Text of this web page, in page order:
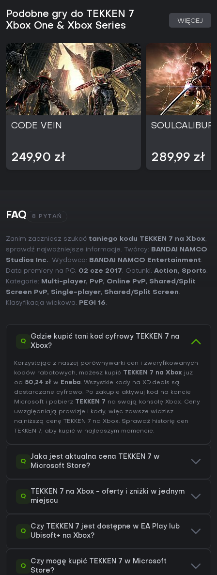
Podobne gry do TEKKEN 7
Xbox One & Xbox Series
WIĘCEJ
CODE VEIN
249,90 zł
SOULCALIBUR
289,99 zł
FAQ 8 PYTAŃ
Zanim zaczniesz szukać taniego kodu TEKKEN 7 na Xbox,
sprawdź najważniejsze informacje. Twórcy:
BANDAI NAMCO
Studios Inc.. Wydawca: BANDAI NAMCO Entertainment.
Data premiery na PC: 02 cze 2017. Gatunki: Action, Sports.
Kategorie:
Multi-player, PvP, Online PvP, Shared/Split
Screen PvP, Single-player, Shared/Split Screen.
Klasyfikacja wiekowa:
PEGI 16.
Q
Gdzie kupić tani kod cyfrowy TEKKEN 7 na
Xbox?
Korzystając z naszej porównywarki cen i zweryfikowanych
kodów rabatowych, możesz kupić
TEKKEN 7 na Xbox już
od 50,24 zł w Eneba . Wszystkie kody na XD.deals są
dostarczane cyfrowo. Po zakupie aktywuj kod na koncie
Microsoft i pobierz
TEKKEN 7 na swoją konsolę Xbox. Ceny
uwzględniają prowizje i kody, więc zawsze widzisz
najniższą cenę TEKKEN 7 na Xbox. Sprawdź historię cen
TEKKEN 7, aby kupić w najlepszym momencie.
Q
Jaka jest aktualna cena TEKKEN 7 w
Microsoft Store?
Q
TEKKEN 7 na Xbox - oferty i zniżki w jednym
miejscu
Q
Czy TEKKEN 7 jest dostępne w EA Play lub
Ubisoft+ na Xbox?
Q
Czy mogę kupić TEKKEN 7 w Microsoft
Store?